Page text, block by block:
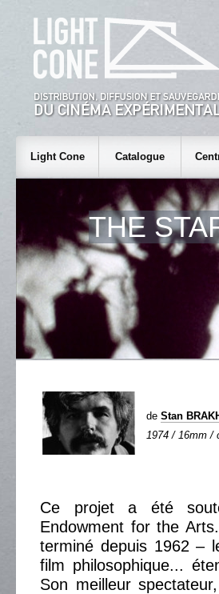
Light Cone Catalogue
THE
de Stan
1974 / 16mm /
Ce projet a été
Endowment for the
terminé depuis 1962 –
film philosophique...
Son meilleur